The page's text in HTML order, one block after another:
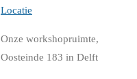
Locatie
Onze workshopruimte,
Oosteinde 183 in Delft